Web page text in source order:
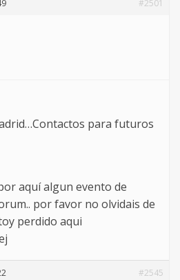
#2501
para futuros
aquí algun evento de
por favor no olvidais de
perdido aqui
#2545